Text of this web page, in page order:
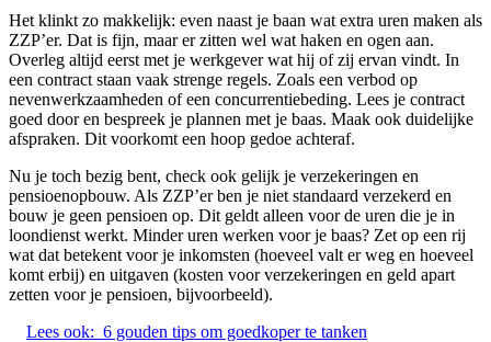
Het klinkt zo makkelijk: even naast je baan wat extra uren maken als
ZZP’er. Dat is fijn, maar er zitten wel wat haken en ogen aan.
Overleg altijd eerst met je werkgever wat hij of zij ervan vindt. In
een contract staan vaak strenge regels. Zoals een verbod op
nevenwerkzaamheden of een concurrentiebeding. Lees je contract
goed door en bespreek je plannen met je baas. Maak ook duidelijke
afspraken. Dit voorkomt een hoop gedoe achteraf.
Nu je toch bezig bent, check ook gelijk je verzekeringen en
pensioenopbouw. Als ZZP’er ben je niet standaard verzekerd en
bouw je geen pensioen op. Dit geldt alleen voor de uren die je in
loondienst werkt. Minder uren werken voor je baas? Zet op een rij
wat dat betekent voor je inkomsten (hoeveel valt er weg en hoeveel
komt erbij) en uitgaven (kosten voor verzekeringen en geld apart
zetten voor je pensioen, bijvoorbeeld).
Lees ook: 6 gouden tips om goedkoper te tanken